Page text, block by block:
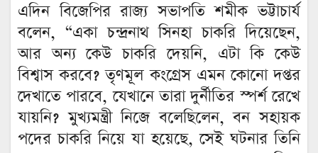
এদিন বিজেপির রাজ্য সভাপতি শমীক ভট্টাচার্য
বলেন, “একা চন্দ্রনাথ সিনহা চাকরি দিয়েছেন,
আর অন্য কেউ চাকরি দেয়নি, এটা কি কেউ
বিশ্বাস করবে? তৃণমূল কংগ্রেস এমন কোনো দপ্তর
দেখাতে পারবে, যেখানে তারা দুর্নীতির স্পর্শ রেখে
যায়নি? মুখ্যমন্ত্রী নিজে বলেছিলেন, বন সহায়ক
পদের চাকরি নিয়ে যা হয়েছে, সেই ঘটনার তিনি